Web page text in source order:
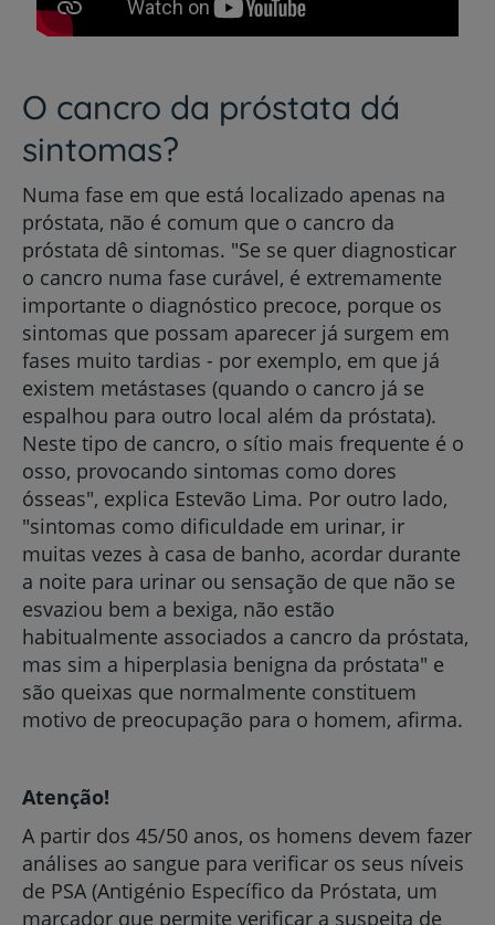
O cancro da próstata dá
sintomas?
Numa fase em que está localizado apenas na
próstata, não é comum que o cancro da
próstata dê sintomas. "Se se quer diagnosticar
o cancro numa fase curável, é extremamente
importante o diagnóstico precoce, porque os
sintomas que possam aparecer já surgem em
fases muito tardias - por exemplo, em que já
existem metástases (quando o cancro já se
espalhou para outro local além da próstata).
Neste tipo de cancro, o sítio mais frequente é o
osso, provocando sintomas como dores
ósseas", explica Estevão Lima. Por outro lado,
"sintomas como dificuldade em urinar, ir
muitas vezes à casa de banho, acordar durante
a noite para urinar ou sensação de que não se
esvaziou bem a bexiga, não estão
habitualmente associados a cancro da próstata,
mas sim a hiperplasia benigna da próstata" e
são queixas que normalmente constituem
motivo de preocupação para o homem, afirma.
Atenção!
A partir dos 45/50 anos, os homens devem fazer
análises ao sangue para verificar os seus níveis
de PSA (Antigénio Específico da Próstata, um
marcador que permite verificar a suspeita de